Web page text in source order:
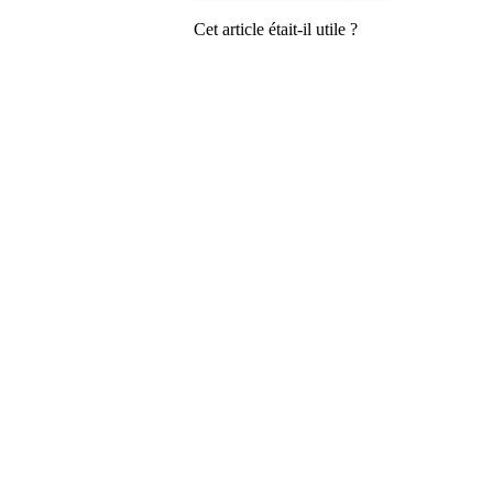
Cet article était-il utile ?